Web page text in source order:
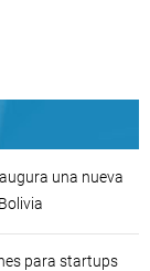
una nueva
para startups